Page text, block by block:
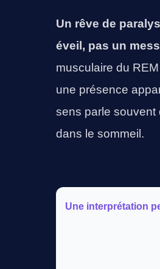
Un rêve de
éveil, pas un
musculaire du
une présence
sens parle souvent
dans le sommeil.
Une interprétation